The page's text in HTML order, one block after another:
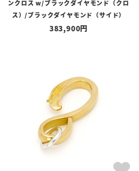
ンクロス w/ブラックダイヤモンド（クロ
ス）/ブラックダイヤモンド（サイド）
383,900